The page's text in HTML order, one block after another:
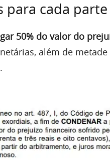
para cada parte
50% do valor do
além de